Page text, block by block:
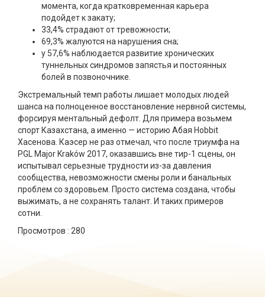
момента, когда кратковременная карьера
подойдет к закату;
33,4% страдают от тревожности;
69,3% жалуются на нарушения сна;
у 57,6% наблюдается развитие хронических
туннельных синдромов запястья и постоянных
болей в позвоночнике.
Экстремальный темп работы лишает молодых людей
шанса на полноценное восстановление нервной системы,
форсируя ментальный дефолт. Для примера возьмем
спорт Казахстана, а именно — историю Абая Hobbit
Хасенова. Каэсер не раз отмечал, что после триумфа на
PGL Major Kraków 2017, оказавшись вне тир-1 сцены, он
испытывал серьезные трудности из-за давления
сообщества, невозможности смены роли и банальных
проблем со здоровьем. Просто система создана, чтобы
выжимать, а не сохранять талант. И таких примеров
сотни.
Просмотров : 280